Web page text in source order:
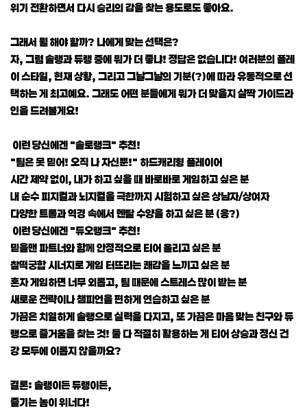
위기 전환하면서 다시 승리의 감을 찾는 용도로도 좋아요.
그래서 뭘 해야 할까? 나에게 맞는 선택은?
자, 그럼 솔랭과 듀랭 중에 뭐가 더 좋냐! 정답은 없습니다! 여러분의 플레
이 스타일, 현재 상황, 그리고 그날그날의 기분(?)에 따라 유동적으로 선
택하는 게 최고예요. 그래도 어떤 분들에게 뭐가 더 맞을지 살짝 가이드라
인을 드려볼게요!
이런 당신에겐 "솔로랭크" 추천!
"팀은 못 믿어! 오직 나 자신뿐!" 하드캐리형 플레이어
시간 제약 없이, 내가 하고 싶을 때 바로바로 게임하고 싶은 분
내 순수 피지컬과 뇌지컬을 극한까지 시험하고 싶은 상남자/상여자
다양한 트롤과 역경 속에서 멘탈 수양을 하고 싶은 분 (응?)
이런 당신에겐 "듀오랭크" 추천!
믿을맨 파트너와 함께 안정적으로 티어 올리고 싶은 분
찰떡궁합 시너지로 게임 터뜨리는 쾌감을 느끼고 싶은 분
혼자 게임하면 너무 외롭고, 팀 때문에 스트레스 많이 받는 분
새로운 전략이나 챔피언을 편하게 연습하고 싶은 분
가끔은 치열하게 솔랭으로 실력을 다지고, 또 가끔은 마음 맞는 친구와 듀
랭으로 즐거움을 찾는 것! 둘 다 적절히 활용하는 게 티어 상승과 정신 건
강 모두에 이롭지 않을까요?
결론: 솔랭이든 듀랭이든,
즐기는 놈이 위너다!